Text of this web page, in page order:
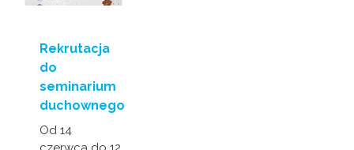
Rekrutacja
do
seminarium
duchownego
Od 14